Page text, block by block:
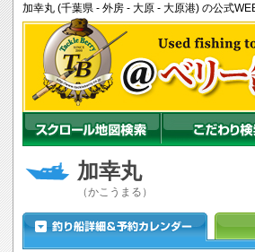
加幸丸 (千葉県 - 外房 - 大原 - 大原港) の公式
加幸丸
（かこうまる）